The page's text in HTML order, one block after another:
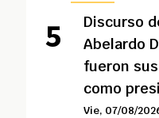
Discurso
Abelardo
fueron
como
Vie, 07/08/